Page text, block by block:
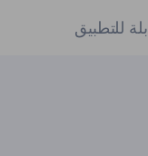
للتطبيق